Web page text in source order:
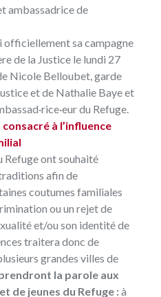
ambassadrice de
officiellement sa campagne
de la Justice le lundi 27
Nicole Belloubet, garde
et de Nathalie Baye et
du Refuge.
à l’influence
Refuge ont souhaité
afin de
coutumes familiales
ou un rejet de
et/ou son identité de
traitera donc de
grandes villes de
la parole aux
de jeunes du Refuge :à